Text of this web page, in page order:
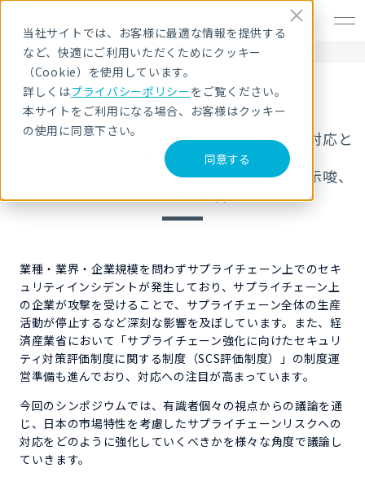
当社サイトでは、お客様に最適な情報を提供する
など、快適にご利用いただくためにクッキー
（Cookie）を使用しています。
詳しくはプライバシーポリシーをご覧ください。
本サイトをご利用になる場合、お客様はクッキー
の使用に同意下さい。
同意する
HOME セキュリティセミナー・イベント CSIJ公開シンポジウム 2026
CSIJ公開シンポジウム 2026
さらに高まるサプライチェーンリスクへの対応と
被害最小化への準備
～セキュリティベンダー各社の経験からの示唆、
CSIJからの提言～
業種・業界・企業規模を問わずサプライチェーン上でのセキ
ュリティインシデントが発生しており、サプライチェーン上
の企業が攻撃を受けることで、サプライチェーン全体の生産
活動が停止するなど深刻な影響を及ぼしています。また、経
済産業省において「サプライチェーン強化に向けたセキュリ
ティ対策評価制度に関する制度（SCS評価制度）」の制度運
営準備も進んでおり、対応への注目が高まっています。
今回のシンポジウムでは、有識者個々の視点からの議論を通
じ、日本の市場特性を考慮したサプライチェーンリスクへの
対応をどのように強化していくべきかを様々な角度で議論し
ていきます。